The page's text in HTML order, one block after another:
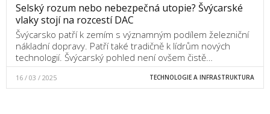
Selský rozum nebo nebezpečná utopie? Švýcarské
vlaky stojí na rozcestí DAC
Švýcarsko patří k zemím s významným podílem železniční
nákladní dopravy. Patří také tradičně k lídrům nových
technologií. Švýcarský pohled není ovšem čistě…
16 / 03 / 2025 TECHNOLOGIE A INFRASTRUKTURA